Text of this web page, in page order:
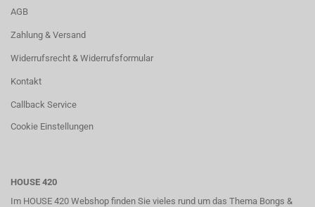
AGB
Zahlung & Versand
Widerrufsrecht & Widerrufsformular
Kontakt
Callback Service
Cookie Einstellungen
HOUSE 420
Im HOUSE 420 Webshop finden Sie vieles rund um das Thema Bongs &